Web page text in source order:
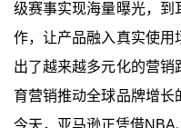
级赛事实现海量曝光，到
作，让产品融入真实使用
出了越来越多元化的营
育营销推动全球品牌增长